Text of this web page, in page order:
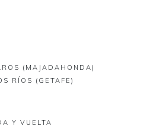
(MAJADAHONDA)
RÍOS (GETAFE)
Y VUELTA